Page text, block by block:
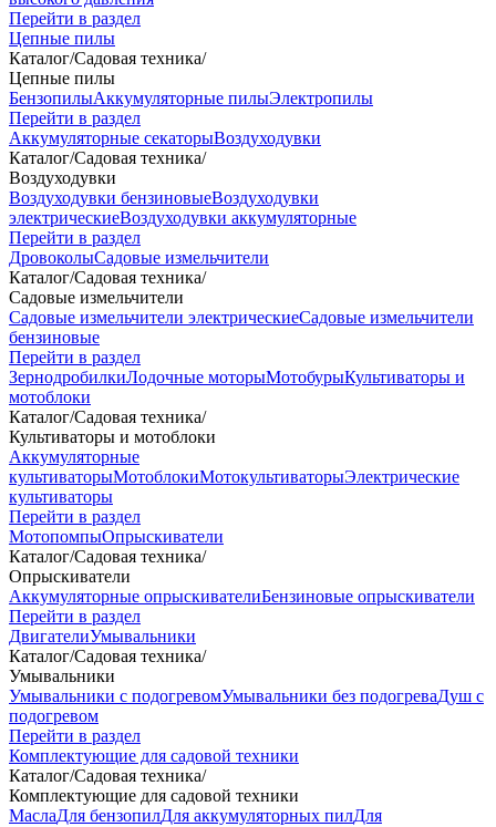
Перейти в раздел
Цепные пилы
Каталог/Садовая техника/
Цепные пилы
БензопилыАккумуляторные пилыЭлектропилы
Перейти в раздел
Аккумуляторные секаторыВоздуходувки
Каталог/Садовая техника/
Воздуходувки
Воздуходувки бензиновыеВоздуходувки
электрическиеВоздуходувки аккумуляторные
Перейти в раздел
ДровоколыСадовые измельчители
Каталог/Садовая техника/
Садовые измельчители
Садовые измельчители электрическиеСадовые измельчители
бензиновые
Перейти в раздел
ЗернодробилкиЛодочные моторыМотобурыКультиваторы и
мотоблоки
Каталог/Садовая техника/
Культиваторы и мотоблоки
Аккумуляторные
культиваторыМотоблокиМотокультиваторыЭлектрические
культиваторы
Перейти в раздел
МотопомпыОпрыскиватели
Каталог/Садовая техника/
Опрыскиватели
Аккумуляторные опрыскивателиБензиновые опрыскиватели
Перейти в раздел
ДвигателиУмывальники
Каталог/Садовая техника/
Умывальники
Умывальники с подогревомУмывальники без подогреваДуш с
подогревом
Перейти в раздел
Комплектующие для садовой техники
Каталог/Садовая техника/
Комплектующие для садовой техники
МаслаДля бензопилДля аккумуляторных пилДля